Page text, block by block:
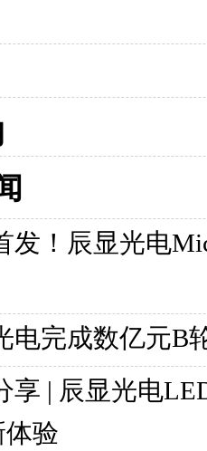
发！辰显光电
电完成数亿元B
享 | 辰显光电
体验